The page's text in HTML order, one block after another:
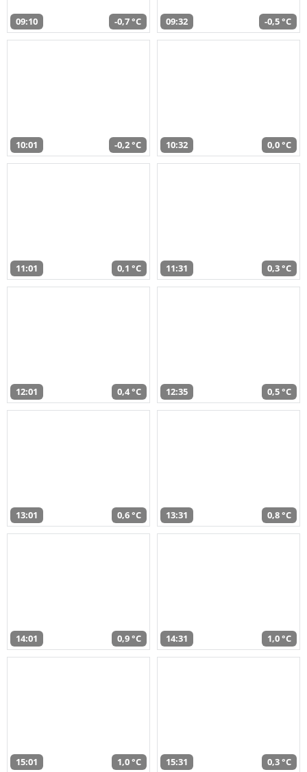
09:10 -0,7 °C 09:32 -0,5 °C
10:01 -0,2 °C 10:32 0,0 °C
11:01 0,1 °C 11:31 0,3 °C
12:01 0,4 °C 12:35 0,5 °C
13:01 0,6 °C 13:31 0,8 °C
14:01 0,9 °C 14:31 1,0 °C
15:01 1,0 °C 15:31 0,3 °C